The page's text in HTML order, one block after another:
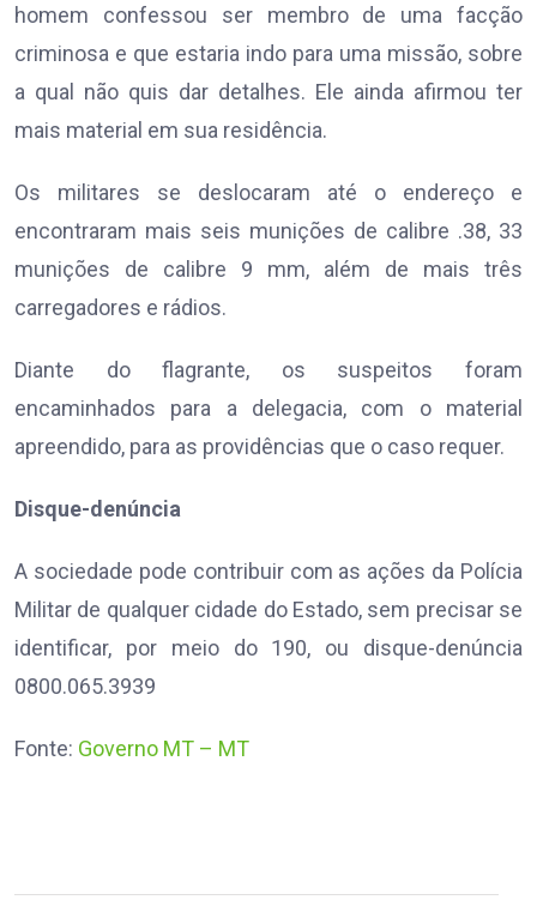
homem confessou ser membro de uma facção
criminosa e que estaria indo para uma missão, sobre
a qual não quis dar detalhes. Ele ainda afirmou ter
mais material em sua residência.
Os militares se deslocaram até o endereço e
encontraram mais seis munições de calibre .38, 33
munições de calibre 9 mm, além de mais três
carregadores e rádios.
Diante do flagrante, os suspeitos foram
encaminhados para a delegacia, com o material
apreendido, para as providências que o caso requer.
Disque-denúncia
A sociedade pode contribuir com as ações da Polícia
Militar de qualquer cidade do Estado, sem precisar se
identificar, por meio do 190, ou disque-denúncia
0800.065.3939
Fonte: Governo MT – MT